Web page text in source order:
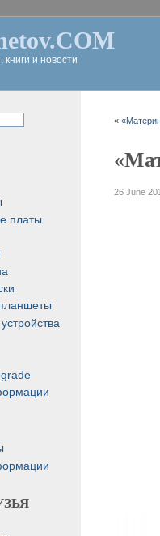
книги и новости
«
26 June
платы